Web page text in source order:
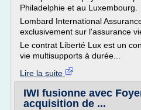
Philadelphie et au Luxembourg.
Lombard International
exclusivement sur l'assurance
Le contrat Liberté Lux est un
vie multisupports à durée...
Lire la suite
IWI fusionne avec
acquisition de ...